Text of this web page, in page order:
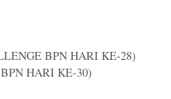
BPN HARI KE-28)
HARI KE-30)